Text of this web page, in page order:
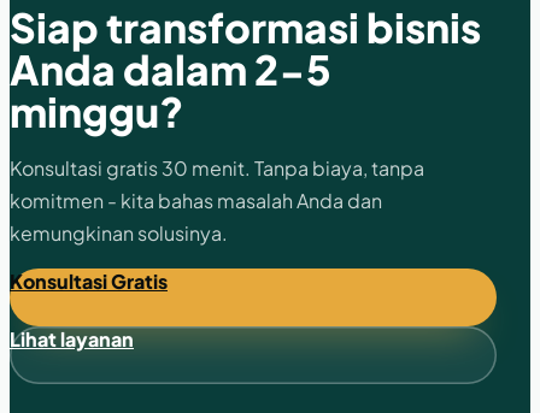
Siap transformasi bisnis
Anda dalam 2-5
minggu?
Konsultasi gratis 30 menit. Tanpa biaya, tanpa
komitmen - kita bahas masalah Anda dan
kemungkinan solusinya.
Konsultasi Gratis
Lihat layanan